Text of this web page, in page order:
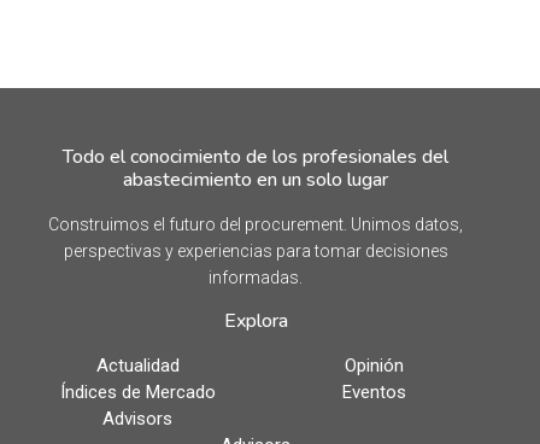
Todo el conocimiento de los profesionales del
abastecimiento en un solo lugar
Construimos el futuro del procurement. Unimos datos,
perspectivas y experiencias para tomar decisiones
informadas.
Explora
Actualidad
Opinión
Índices de Mercado
Eventos
Advisors